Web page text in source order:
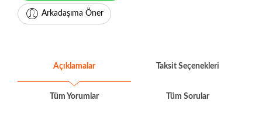
Arkadaşıma Öner
Açıklamalar Taksit Seçenekleri
Tüm Yorumlar Tüm Sorular